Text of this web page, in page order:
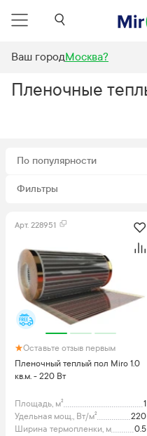
Ваш городМосква?
ОбогревателиТеплый
Пленочные
По популярности
Фильтры
Арт. 228951
Оставьте отзыв первым
Пленочный теплый пол Miro 1.0
кв.м. - 220 Вт
Площадь, м²
1
Удельная мощ., Вт/м²
220
Ширина термопленки, м
0.5